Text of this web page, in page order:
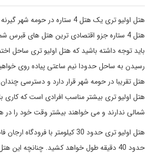
هتل اولیو تری یک هتل 4 ستاره در
هتل 4 ستاره جزو اقتصادی ترین هتل های
باید توجه داشته باشید که هتل اولیو تری ساحل
رسیدن به ساحل حدودا نیم ساعتی پیاده روی
هتل تقریبا در حومه شهر قرار دارد و دسترسی
هتل اولیو تری بیشتر مناسب افرادی است که
شمالی ندارند و می خواهند بیشتر وقت خود را در
هتل اولیو تری حدود 30 کیلومتر با
حدود 40 دقیقه طول خواهد کشید. چنانچه این